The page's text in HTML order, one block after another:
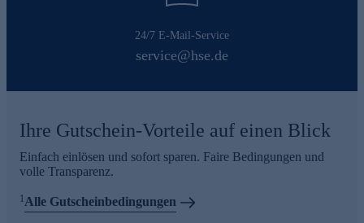
24/7 E-Mail-Service
service@hse.de
Ihre Gutschein-Vorteile auf einen Blick
Einfach einlösen und sofort sparen. Faire Bedingungen und
volle Transparenz.
1Alle Gutscheinbedingungen